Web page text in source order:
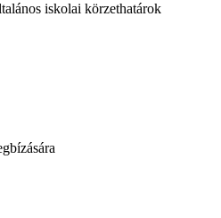
iskolai körzethatárok